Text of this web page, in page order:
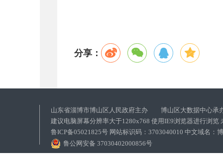
分享：
山东省淄博市博山区人民政府主办 博山区大数据中心承
建议电脑屏幕分辨率大于1280x768 使用IE9浏览器进行浏览
鲁ICP备05021825号 网站标识码：3703040010 中文域名：
鲁公网安备 37030402000856号